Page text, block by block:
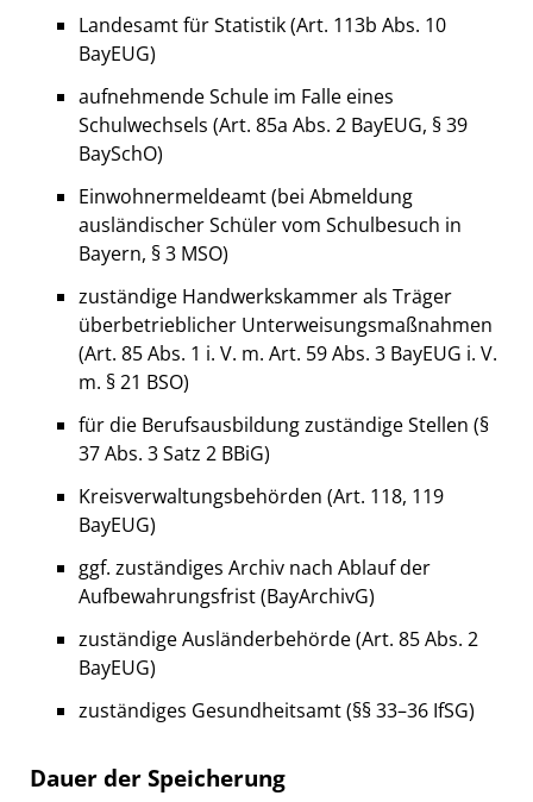
Landesamt für Statistik (Art. 113b Abs. 10
BayEUG)
aufnehmende Schule im Falle eines
Schulwechsels (Art. 85a Abs. 2 BayEUG, § 39
BaySchO)
Einwohnermeldeamt (bei Abmeldung
ausländischer Schüler vom Schulbesuch in
Bayern, § 3 MSO)
zuständige Handwerkskammer als Träger
überbetrieblicher Unterweisungsmaßnahmen
(Art. 85 Abs. 1 i. V. m. Art. 59 Abs. 3 BayEUG i. V.
m. § 21 BSO)
für die Berufsausbildung zuständige Stellen (§
37 Abs. 3 Satz 2 BBiG)
Kreisverwaltungsbehörden (Art. 118, 119
BayEUG)
ggf. zuständiges Archiv nach Ablauf der
Aufbewahrungsfrist (BayArchivG)
zuständige Ausländerbehörde (Art. 85 Abs. 2
BayEUG)
zuständiges Gesundheitsamt (§§ 33–36 IfSG)
Dauer der Speicherung